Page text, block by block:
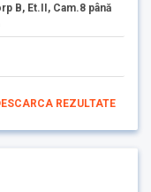
B, Et.II, Cam.8 până
REZULTATE